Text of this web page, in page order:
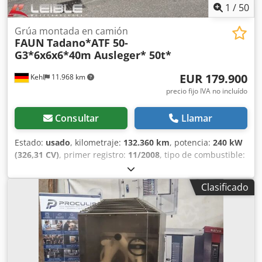
1 / 50
Kehl 11.968 km
Grúa montada en camión
FAUN Tadano*ATF 50-
G3*6x6x6*40m Ausleger* 50t*
EUR 179.900
precio fijo IVA no incluído
Consultar Llamar
Estado: usado, kilometraje: 132.360 km, potencia: 240 kW
(326,31 CV), primer registro: 11/2008, tipo de combustible:
, configuración de ejes:
próxima inspección (TÜV):06/2027, color:amarillo, tipo de
engranaje:automático , Año de fabricación: 2008,
Equipamiento:ABS, Programa electrónico de estabilidad
(ESP), grúa, TADANO FAUN ATF 50 G3 GRÚA MÓVIL |
BRAZO TELESCÓPICO DE 40 M | LASTRE DE 10 T | 6X6X6
N.º DE CHASIS: WFN3RUKR382042164 VEHÍCULO: Grúa
móvil Faun Tadano ATF 50 G3 * Año de fabricación: 2008 *
Clasificado